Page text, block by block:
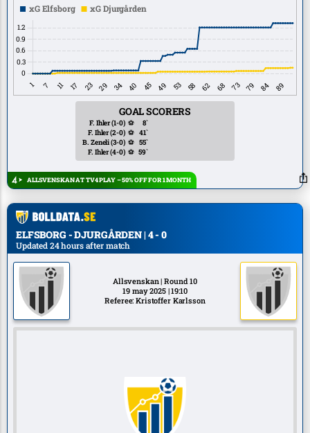
GOAL SCORERS
F. Ihler(1-0) ⚽
8`
F. Ihler(2-0) ⚽ 41`
B. Zeneli(3-0) ⚽ 55`
F. Ihler(4-0) ⚽ 59`
ALLSVENSKAN AT TV4 PLAY – 50% OFF FOR 1 MONTH
ELFSBORG - DJURGÅRDEN | 4 - 0
Updated 24 hours after match
Allsvenskan | Round 10
19 may 2025 | 19:10
Referee: Kristoffer Karlsson